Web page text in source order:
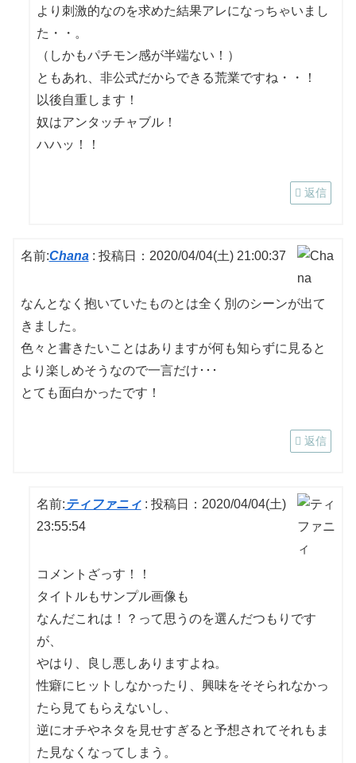
より刺激的なのを求めた結果アレになっちゃいまし
た・・。
（しかもパチモン感が半端ない！）
ともあれ、非公式だからできる荒業ですね・・！
以後自重します！
奴はアンタッチャブル！
ハハッ！！
返信
名前:Chana: 投稿日：2020/04/04(土) 21:00:37
なんとなく抱いていたものとは全く別のシーンが出て
きました。
色々と書きたいことはありますが何も知らずに見ると
より楽しめそうなので一言だけ･･･
とても面白かったです！
返信
名前:ティファニィ: 投稿日：2020/04/04(土)
23:55:54
コメントざっす！！
タイトルもサンプル画像も
なんだこれは！？って思うのを選んだつもりです
が、
やはり、良し悪しありますよね。
性癖にヒットしなかったり、興味をそそられなかっ
たら見てもらえないし、
逆にオチやネタを見せすぎると予想されてそれもま
た見なくなってしまう。